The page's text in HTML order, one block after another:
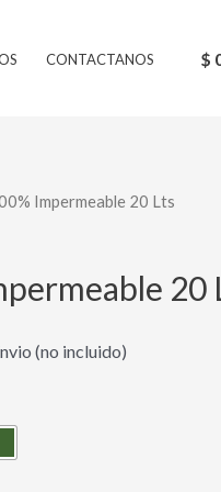
CONTACTANOS $
Impermeable 20 Lts
20
(no incluido)
40,000.00.